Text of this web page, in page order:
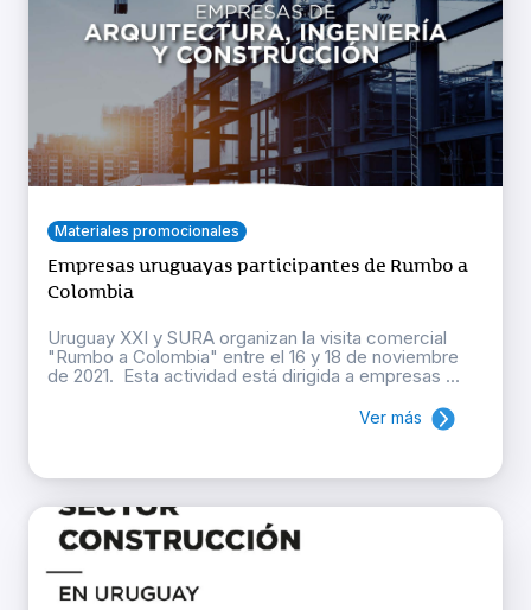
Materiales promocionales
Empresas uruguayas participantes de Rumbo a
Colombia
Uruguay XXI y SURA organizan la visita comercial
"Rumbo a Colombia" entre el 16 y 18 de noviembre
de 2021. Esta actividad está dirigida a empresas ...
Ver más